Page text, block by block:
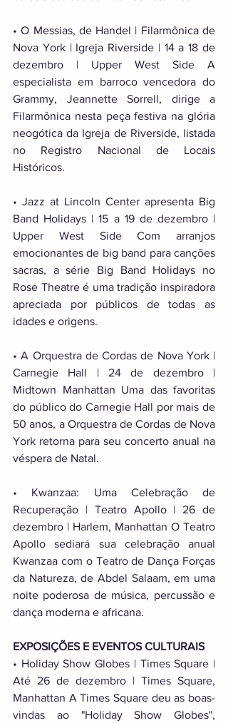
• O Messias, de Handel | Filarmônica de
Nova York | Igreja Riverside | 14 a 18 de
dezembro | Upper West Side A
especialista em barroco vencedora do
Grammy, Jeannette Sorrell, dirige a
Filarmônica nesta peça festiva na glória
neogótica da Igreja de Riverside, listada
no Registro Nacional de Locais
Históricos.
• Jazz at Lincoln Center apresenta Big
Band Holidays | 15 a 19 de dezembro |
Upper West Side Com arranjos
emocionantes de big band para canções
sacras, a série Big Band Holidays no
Rose Theatre é uma tradição inspiradora
apreciada por públicos de todas as
idades e origens.
• A Orquestra de Cordas de Nova York |
Carnegie Hall | 24 de dezembro |
Midtown Manhattan Uma das favoritas
do público do Carnegie Hall por mais de
50 anos, a Orquestra de Cordas de Nova
York retorna para seu concerto anual na
véspera de Natal.
• Kwanzaa: Uma Celebração de
Recuperação | Teatro Apollo | 26 de
dezembro | Harlem, Manhattan O Teatro
Apollo sediará sua celebração anual
Kwanzaa com o Teatro de Dança Forças
da Natureza, de Abdel Salaam, em uma
noite poderosa de música, percussão e
dança moderna e africana.
EXPOSIÇÕES E EVENTOS CULTURAIS
• Holiday Show Globes | Times Square |
Até 26 de dezembro | Times Square,
Manhattan A Times Square deu as boas-
vindas ao "Holiday Show Globes",